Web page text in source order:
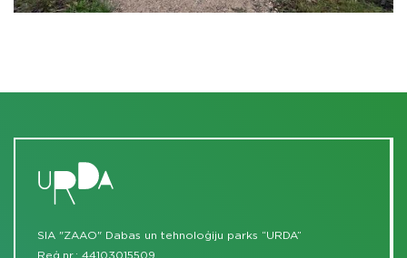
SIA "ZAAO" Dabas un tehnoloģiju parks “URDA”
Reģ.nr.: 44103015509